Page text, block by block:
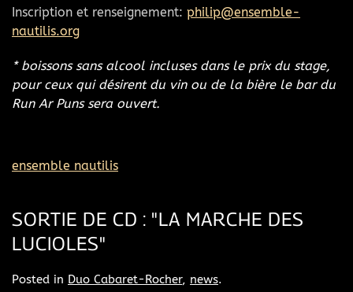
Inscription et renseignement: philip@ensemble-
nautilis.org
* boissons sans alcool incluses dans le prix du stage,
pour ceux qui désirent du vin ou de la bière le bar du
Run Ar Puns sera ouvert.
ensemble nautilis
SORTIE DE CD : "LA MARCHE DES
LUCIOLES"
Posted in Duo Cabaret-Rocher, news.